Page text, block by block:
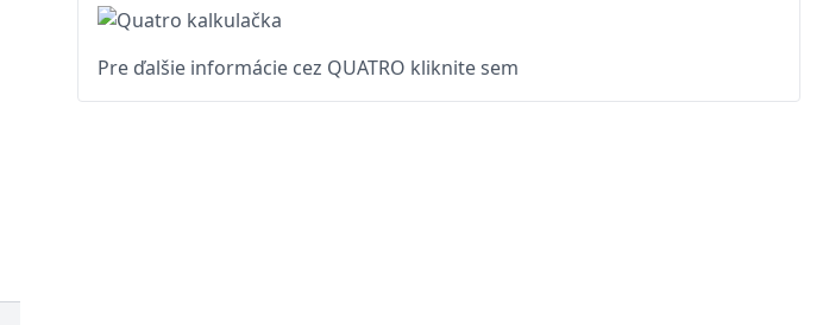
Pre ďalšie informácie cez QUATRO kliknite sem